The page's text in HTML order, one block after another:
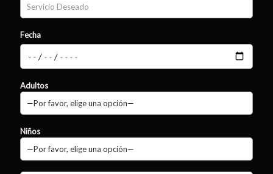
Fecha
Adultos
Niños